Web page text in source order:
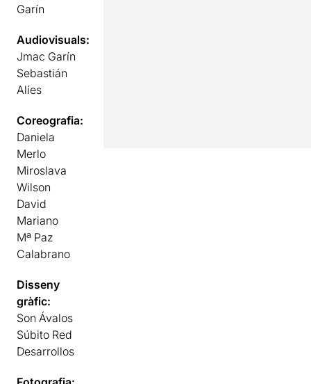
Garín
Audiovisuals:
Jmac Garín
Sebastián
Alíes
Coreografia:
Daniela
Merlo
Miroslava
Wilson
David
Mariano
Mª Paz
Calabrano
Disseny
gràfic:
Son Ávalos
Súbito Red
Desarrollos